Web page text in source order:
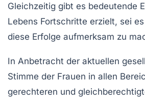
Gleichzeitig gibt es bedeutende
Lebens Fortschritte erzielt, sei
diese Erfolge aufmerksam zu
In Anbetracht der aktuellen
Stimme der Frauen in allen
gerechteren und